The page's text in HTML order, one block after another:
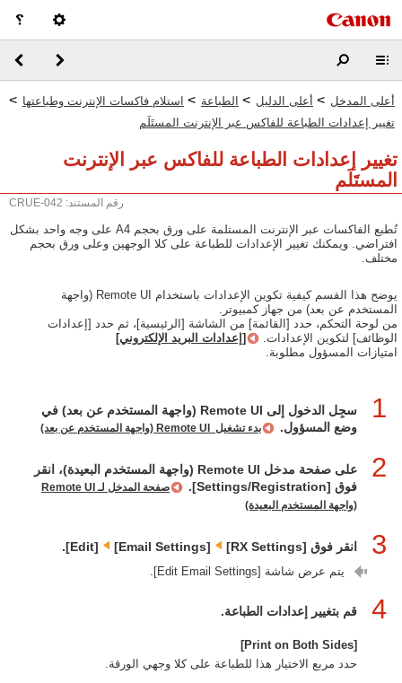
أعلى المدخل > أعلى الدليل > الطباعة > استلام فاكسات الإنترنت وطباعتها >
تغيير إعدادات الطباعة للفاكس عبر الإنترنت المستَلَم
تغيير إعدادات الطباعة للفاكس عبر الإنترنت
المستَلَم
رقم المستند: CRUE-042
تُطبع الفاكسات عبر الإنترنت المستلمة على ورق بحجم A4 على وجه واحد بشكل
افتراضي. ويمكنك تغيير الإعدادات للطباعة على كلا الوجهين وعلى ورق بحجم
مختلف.
يوضح هذا القسم كيفية تكوين الإعدادات باستخدام ‏Remote UI (واجهة
المستخدم عن بعد) من جهاز كمبيوتر.
من لوحة التحكم، حدد [القائمة] من الشاشة [الرئيسية]، ثم حدد [إعدادات
الوظائف] لتكوين الإعدادات.
[إعدادات البريد الإلكتروني]
امتيازات المسؤول مطلوبة.
1
سجِل الدخول إلى ‏Remote UI (واجهة المستخدم عن بعد) في
وضع المسؤول.
بدء تشغيل ‏ ‏Remote UI (واجهة المستخدم عن بعد)
2
على صفحة مدخل Remote UI (واجهة المستخدم البعيدة)، انقر
فوق [Settings/Registration].
صفحة المدخل لـ Remote UI
(واجهة المستخدم البعيدة)
3 انقر فوق [RX Settings]‏ [Email Settings]‏
[Edit].
يتم عرض شاشة [Edit Email Settings].
4 قم بتغيير إعدادات الطباعة.
[Print on Both Sides]
حدد مربع الاختيار هذا للطباعة على كلا وجهي الورقة.